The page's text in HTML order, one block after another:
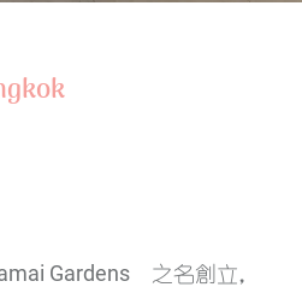
Gardens 之名創立，